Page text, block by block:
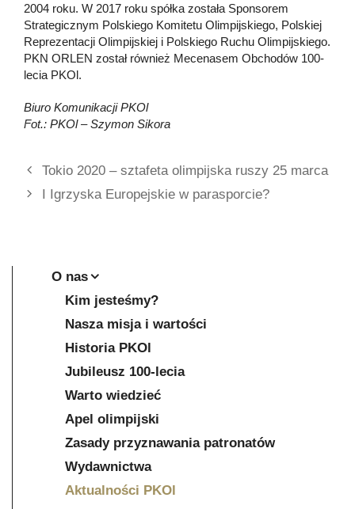
2004 roku. W 2017 roku spółka została Sponsorem
Strategicznym Polskiego Komitetu Olimpijskiego, Polskiej
Reprezentacji Olimpijskiej i Polskiego Ruchu Olimpijskiego.
PKN ORLEN został również Mecenasem Obchodów 100-
lecia PKOl.
Biuro Komunikacji PKOl
Fot.: PKOl – Szymon Sikora
Tokio 2020 – sztafeta olimpijska ruszy 25 marca
I Igrzyska Europejskie w parasporcie?
O nas
Kim jesteśmy?
Nasza misja i wartości
Historia PKOl
Jubileusz 100-lecia
Warto wiedzieć
Apel olimpijski
Zasady przyznawania patronatów
Wydawnictwa
Aktualności PKOl